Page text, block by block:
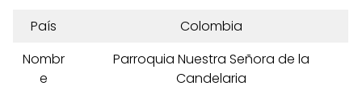
País
Colombia
Nombr
e
Parroquia Nuestra Señora de la
Candelaria